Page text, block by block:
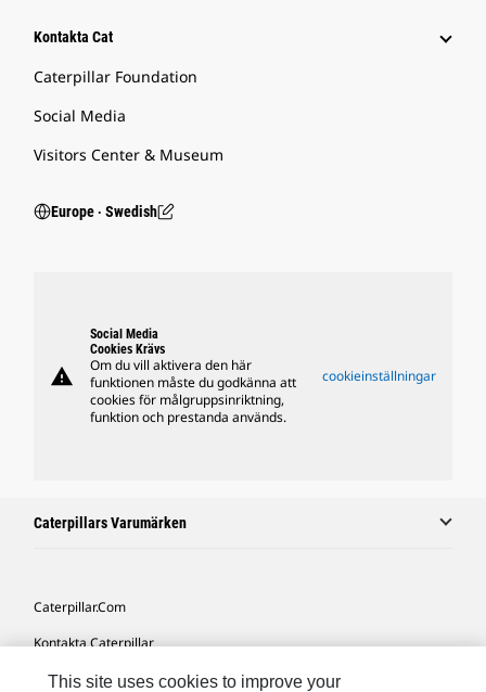
Kontakta Cat
Caterpillar Foundation
Social Media
Visitors Center & Museum
Europe ‧ Swedish
warning
Social Media
Cookies Krävs
Om du vill aktivera den här
funktionen måste du godkänna att
cookies för målgruppsinriktning,
funktion och prestanda används.
cookieinställningar
Caterpillars Varumärken
Caterpillar.com
Kontakta Caterpillar
Mina Marknadsföringspreferenser
This site uses cookies to improve your